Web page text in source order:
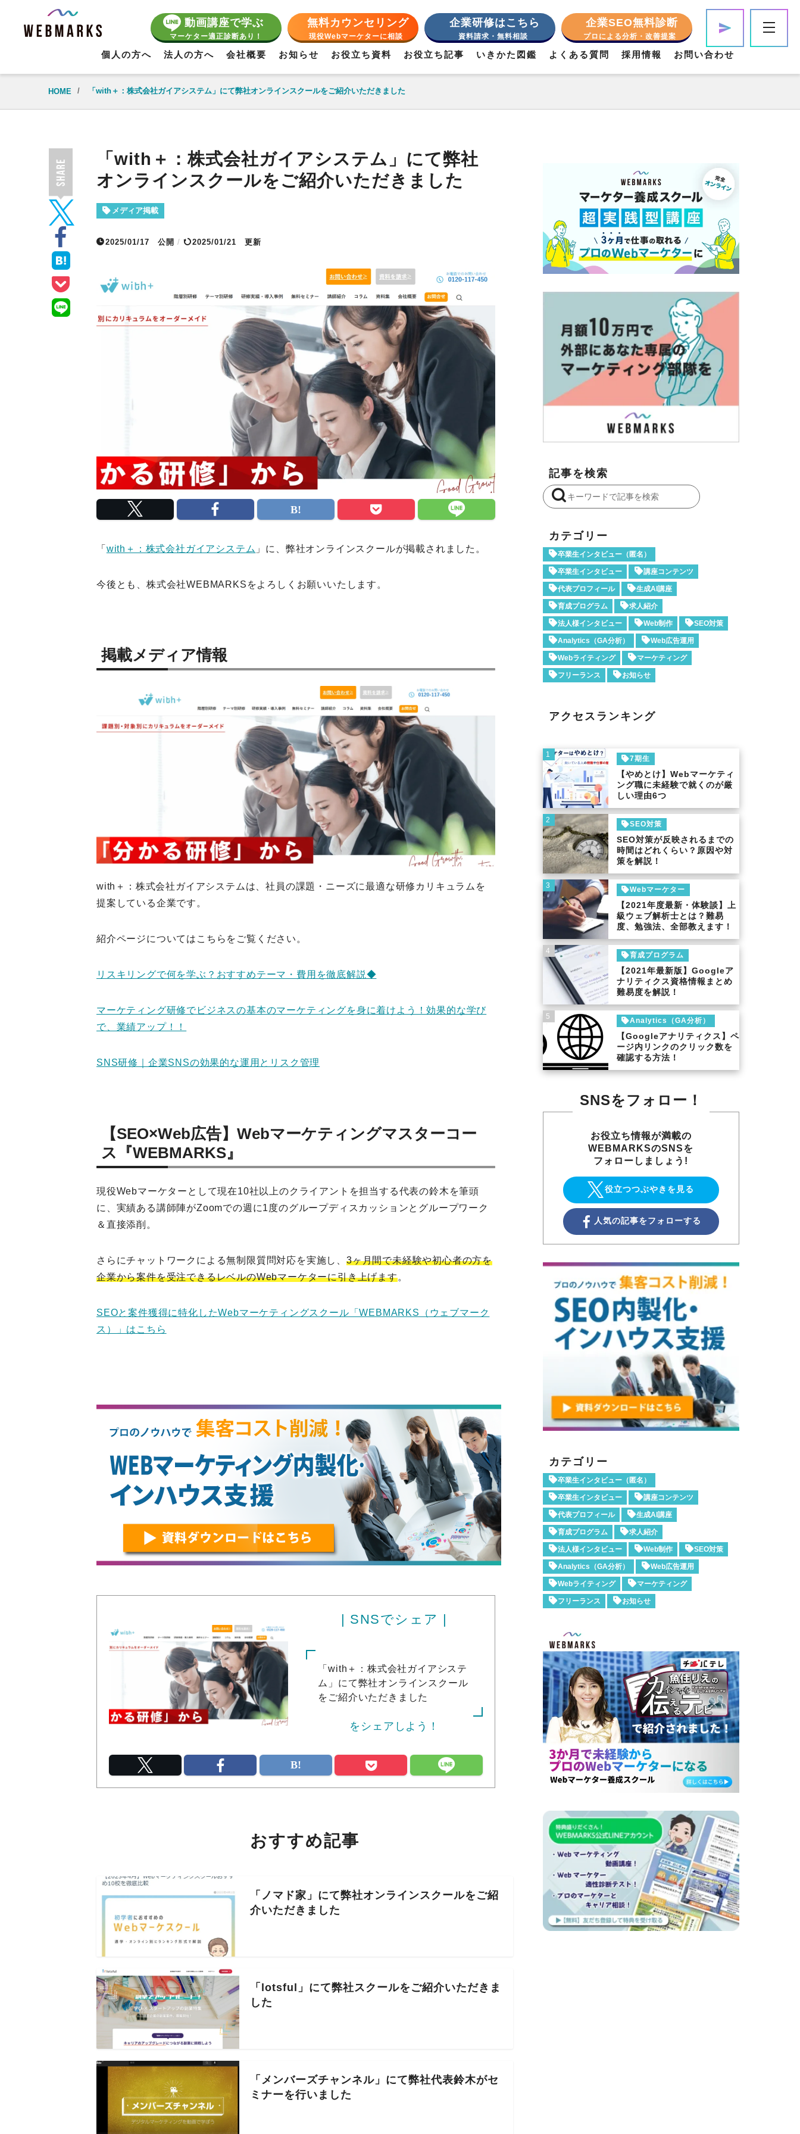
動画講座で学ぶ
マーケター適正診断あり！
無料カウンセリング
現役Webマーケターに相談
企業研修はこちら
資料請求・無料相談
企業SEO無料診断
プロによる分析・改善提案
個人の方へ 法人の方へ 会社概要 お知らせ お役立ち資料 お役立ち記事 いきかた図鑑 よくある質問 採用情報 お問い合わせ
HOME / 「with＋：株式会社ガイアシステム」にて弊社オンラインスクールをご紹介いただきました
「with＋：株式会社ガイアシステム」にて弊社
オンラインスクールをご紹介いただきました
メディア掲載
2025/01/17 公開 / 2025/01/21 更新
「 with＋：株式会社ガイアシステム 」に、弊社オンラインスクールが掲載されました。
今後とも、株式会社WEBMARKSをよろしくお願いいたします。
掲載メディア情報
with＋：株式会社ガイアシステムは、社員の課題・ニーズに最適な研修カリキュラムを
提案している企業です。
紹介ページについてはこちらをご覧ください。
リスキリングで何を学ぶ？おすすめテーマ・費用を徹底解説◆
マーケティング研修でビジネスの基本のマーケティングを身に着けよう！効果的な学び
で、業績アップ！！
SNS研修｜企業SNSの効果的な運用とリスク管理
【SEO×Web広告】Webマーケティングマスターコー
ス『WEBMARKS』
現役Webマーケターとして現在10社以上のクライアントを担当する代表の鈴木を筆頭
に、実績ある講師陣がZoomでの週に1度のグループディスカッションとグループワーク
＆直接添削。
さらにチャットワークによる無制限質問対応を実施し、3ヶ月間で未経験や初心者の方を
企業から案件を受注できるレベルのWebマーケターに引き上げます。
SEOと案件獲得に特化したWebマーケティングスクール「WEBMARKS（ウェブマーク
ス）」はこちら
| SNSでシェア |
「with＋：株式会社ガイアシステ
ム」にて弊社オンラインスクール
をご紹介いただきました
をシェアしよう！
おすすめ記事
「ノマド家」にて弊社オンラインスクールをご紹
介いただきました
「lotsful」にて弊社スクールをご紹介いただきま
した
「メンバーズチャンネル」にて弊社代表鈴木がセ
ミナーを行いました
記事を検索
カテゴリー
卒業生インタビュー（匿名）
卒業生インタビュー 講座コンテンツ
代表プロフィール 生成AI講座
育成プログラム 求人紹介
法人様インタビュー Web制作 SEO対策
Analytics（GA分析） Web広告運用
Webライティング マーケティング
フリーランス お知らせ
アクセスランキング
1
7期生
【やめとけ】Webマーケティ
ング職に未経験で就くのが厳
しい理由6つ
2
SEO対策
SEO対策が反映されるまでの
時間はどれくらい？原因や対
策を解説！
3
Webマーケター
【2021年度最新・体験談】上
級ウェブ解析士とは？難易
度、勉強法、全部教えます！
4
育成プログラム
【2021年最新版】Googleア
ナリティクス資格情報まとめ
難易度を解説！
5
Analytics（GA分析）
【Googleアナリティクス】ペ
ージ内リンクのクリック数を
確認する方法！
SNSをフォロー！
お役立ち情報が満載の
WEBMARKSのSNSを
フォローしましょう!
役立つつぶやきを見る
人気の記事をフォローする
カテゴリー
卒業生インタビュー（匿名）
卒業生インタビュー 講座コンテンツ
代表プロフィール 生成AI講座
育成プログラム 求人紹介
法人様インタビュー Web制作 SEO対策
Analytics（GA分析） Web広告運用
Webライティング マーケティング
フリーランス お知らせ